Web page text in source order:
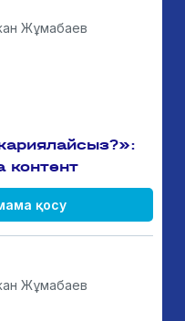
Жұмабаев
контент
қосу
Жұмабаев